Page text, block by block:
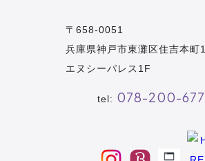
〒658-0051
兵庫県神戸市東灘区住吉本町
エヌシーパレス1F
tel: 078-200-